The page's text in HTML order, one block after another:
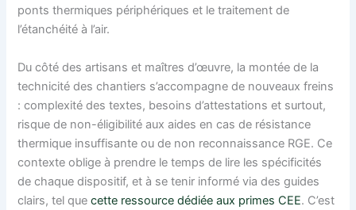
ponts thermiques périphériques et le traitement de
l’étanchéité à l’air.
Du côté des artisans et maîtres d’œuvre, la montée de la
technicité des chantiers s’accompagne de nouveaux freins
: complexité des textes, besoins d’attestations et surtout,
risque de non-éligibilité aux aides en cas de résistance
thermique insuffisante ou de non reconnaissance RGE. Ce
contexte oblige à prendre le temps de lire les spécificités
de chaque dispositif, et à se tenir informé via des guides
clairs, tel quecette ressource dédiée aux primes CEE. C’est